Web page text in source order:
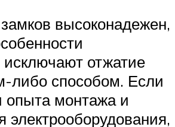
высоконадежен,
исключают отжатие
либо способом. Если
монтажа и
электрооборудования,